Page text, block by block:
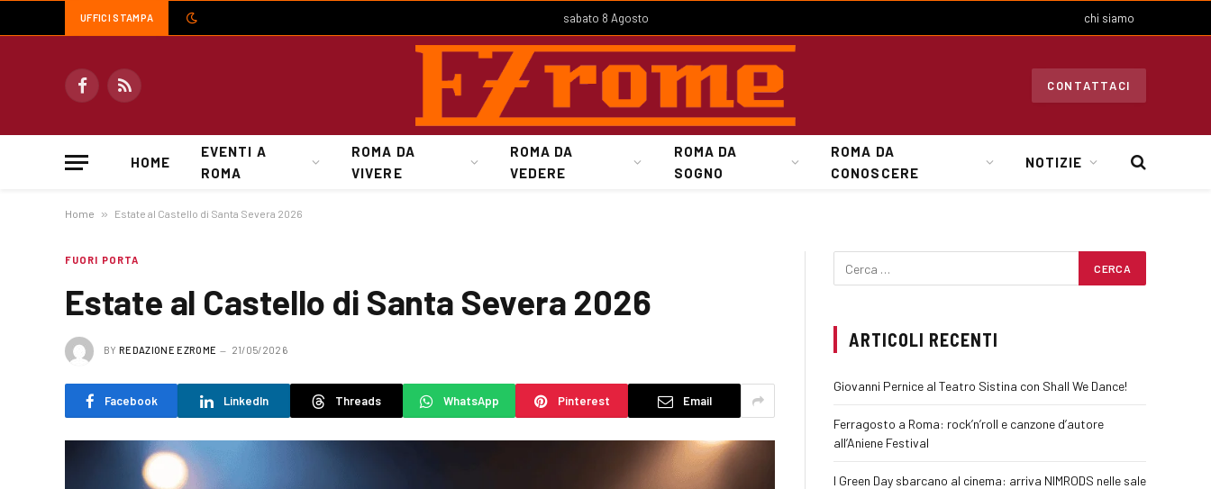
UFFICI STAMPA sabato 8 Agosto chi siamo
FacebookRSS
CONTATTACI
HOME
EVENTI A
ROMA
ROMA DA
VIVERE
ROMA DA
VEDERE
ROMA DA
SOGNO
ROMA DA
CONOSCERE
NOTIZIE
Home » Estate al Castello di Santa Severa 2026
FUORI PORTA
Estate al Castello di Santa Severa 2026
BY REDAZIONE EZROME 21/05/2026
Facebook LinkedIn Threads WhatsApp Pinterest Email
ARTICOLI RECENTI
Giovanni Pernice al Teatro Sistina con Shall We Dance!
Ferragosto a Roma: rock’n’roll e canzone d’autore
all’Aniene Festival
I Green Day sbarcano al cinema: arriva NIMRODS nelle sale